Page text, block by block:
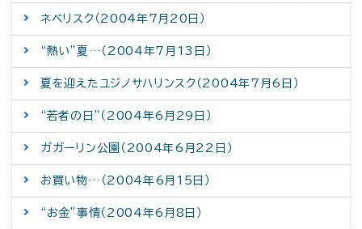
ネベリスク（2004年7月20日）
“熱い”夏…（2004年7月13日）
夏を迎えたユジノサハリンスク（2004年7月6日）
“若者の日”（2004年6月29日）
ガガーリン公園（2004年6月22日）
お買い物…（2004年6月15日）
“お金”事情（2004年6月8日）